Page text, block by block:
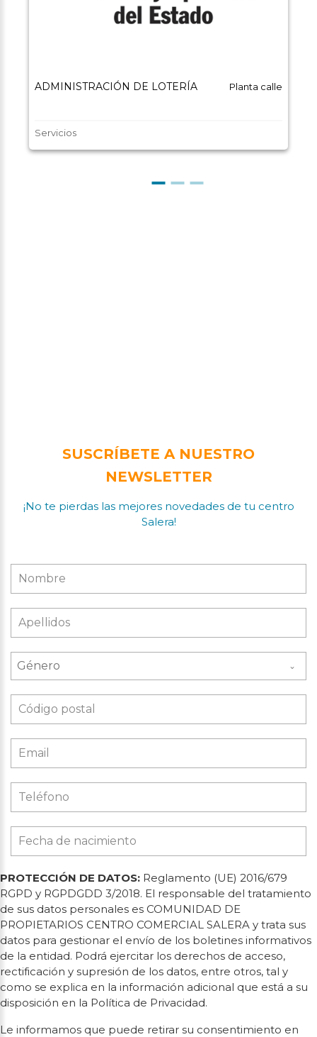
ADMINISTRACIÓN DE LOTERÍA Planta calle
Servicios
SUSCRÍBETE A NUESTRO
NEWSLETTER
¡No te pierdas las mejores novedades de tu centro
Salera!
Género
PROTECCIÓN DE DATOS: Reglamento (UE) 2016/679
RGPD y RGPDGDD 3/2018. El responsable del tratamiento
de sus datos personales es COMUNIDAD DE
PROPIETARIOS CENTRO COMERCIAL SALERA y trata sus
datos para gestionar el envío de los boletines informativos
de la entidad. Podrá ejercitar los derechos de acceso,
rectificación y supresión de los datos, entre otros, tal y
como se explica en la información adicional que está a su
disposición en la Política de Privacidad.
Le informamos que puede retirar su consentimiento en